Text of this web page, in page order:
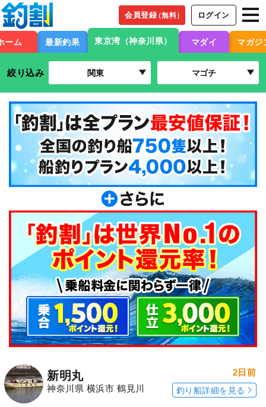
会員登録（無料） ログイン
ーム 最新釣果 東京湾（神奈川県） マダイ マガジ
絞り込み 関東 マゴチ
新明丸
神奈川県 横浜市 鶴見川
2日前
釣り船詳細を見る